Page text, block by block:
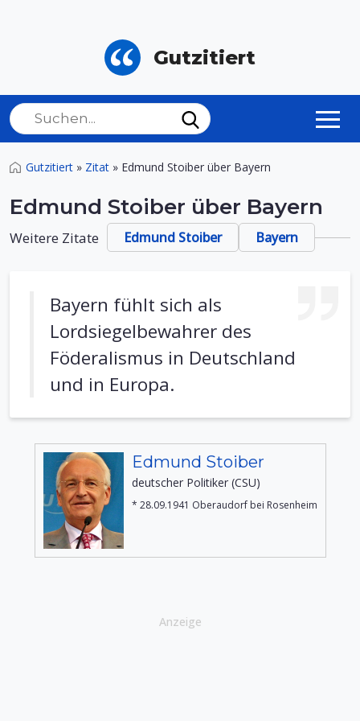
Gutzitiert
Gutzitiert » Zitat » Edmund Stoiber über Bayern
Edmund Stoiber über Bayern
Weitere Zitate Edmund Stoiber Bayern
Bayern fühlt sich als
Lordsiegelbewahrer des
Föderalismus in Deutschland
und in Europa.
Edmund Stoiber
deutscher Politiker (CSU)
* 28.09.1941 Oberaudorf bei Rosenheim
Anzeige